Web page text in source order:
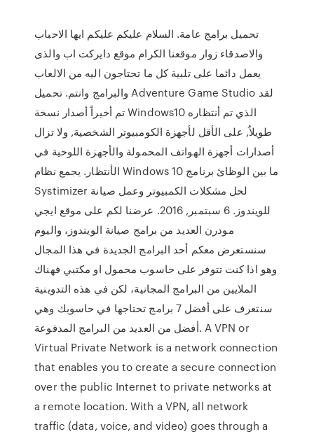
تحميل برامج عامة. السلام عليكم عليكم ايها الاحباب
والاصدقاء زوار موقعنا الكرام موقع دايركت اب والذى
يعمل دائما على تلبية كل ما تحتاجون اليه من الالعاب
والبرامج وانتم. تحميل Adventure Game Studio لقد
تم أخيراً أصدار نسخة Windows10 الذي تم أنتظاره
طويلاُ, على الأقل لأجهزة الكومبيوتر الشخصية, ولا تزال
أصدارات أجهزة الهواتف المحمولة والأجهزة اللوحية في
الأنتظار. يجمع نظام Windows 10 ما بين الوظائ برنامج
Systimizer لحل مشكلات الكمبيوتر وعمل صيانة
للويندوز. 6 سبتمبر, 2016. عرضنا لكم على موقع ايجي
مودرن العديد من برامج صيانة الويندوز، واليوم
سنستعرض معكم أحد البرامج الجديدة في هذا المجال
وهو اذا كنت تتوفر على حاسوب محمول او مكتبي فهناك
الملايين من البرامج المجانية، لكن في هذه التدوينية
سنتعرف على أفضل 7 برامج تحتاجها في حاسوبك وهي
أفضل من العديد من البرامج المدفوعة. A VPN or
Virtual Private Network is a network connection
that enables you to create a secure connection
over the public Internet to private networks at
a remote location. With a VPN, all network
traffic (data, voice, and video) goes through a